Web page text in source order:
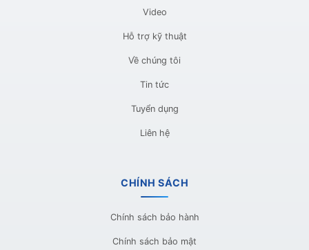
Video
Hỗ trợ kỹ thuật
Về chúng tôi
Tin tức
Tuyển dụng
Liên hệ
CHÍNH SÁCH
Chính sách bảo hành
Chính sách bảo mật